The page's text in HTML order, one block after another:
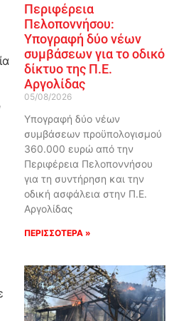
Περιφέρεια
Πελοποννήσου:
Υπογραφή δύο νέων
συμβάσεων για το οδικό
δίκτυο της Π.Ε.
Αργολίδας
05/08/2026
Υπογραφή δύο νέων
συμβάσεων προϋπολογισμού
360.000 ευρώ από την
Περιφέρεια Πελοποννήσου
για τη συντήρηση και την
οδική ασφάλεια στην Π.Ε.
Αργολίδας
ΠΕΡΙΣΣΟΤΕΡΑ »